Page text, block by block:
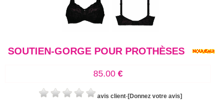
SOUTIEN-GORGE POUR PROTHÈSES
85.00€
avis client-[Donnez votre avis]